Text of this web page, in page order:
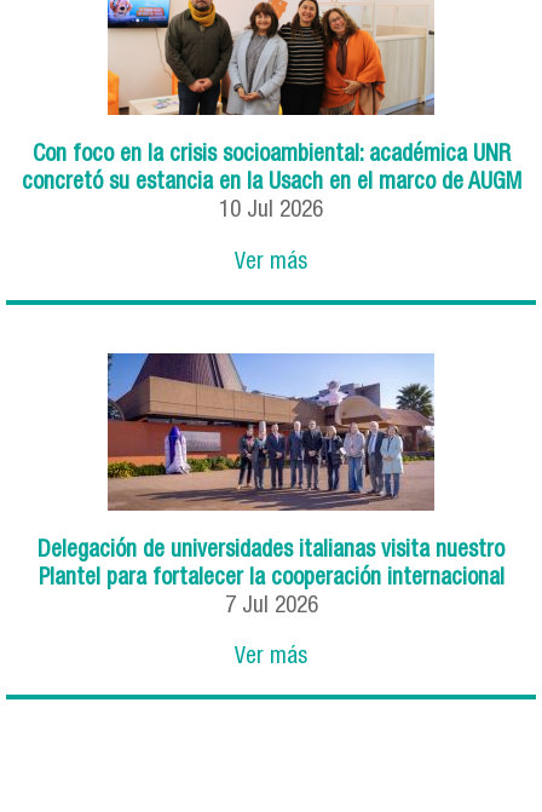
Con foco en la crisis socioambiental: académica UNR
concretó su estancia en la Usach en el marco de AUGM
10 Jul 2026
Ver más
Delegación de universidades italianas visita nuestro
Plantel para fortalecer la cooperación internacional
7 Jul 2026
Ver más